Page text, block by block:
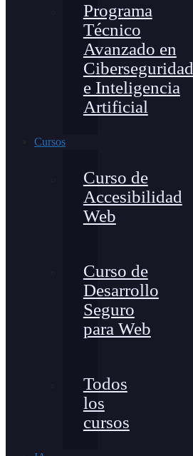
Programa
Técnico
Avanzado en
Ciberseguridad
e Inteligencia
Artificial
Cursos
Curso de
Accesibilidad
Web
Curso de
Desarrollo
Seguro
para Web
Todos
los
cursos